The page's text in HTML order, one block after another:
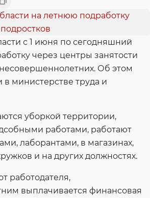
с 1 июня по сегодняшний
через центры занятости
Об этом
министерстве труда и
уборкой территории,
работами, работают
лаборантами, в магазинах,
и на других должностях.
работодателя,
выплачивается финансовая